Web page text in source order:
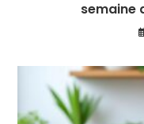
semaine